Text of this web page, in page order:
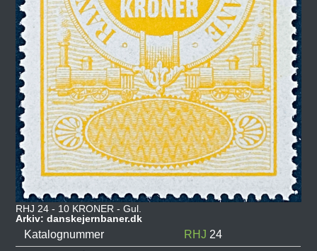
RHJ 24 - 10 KRONER - Gul.
Arkiv: danskejernbaner.dk
Katalognummer RHJ 24